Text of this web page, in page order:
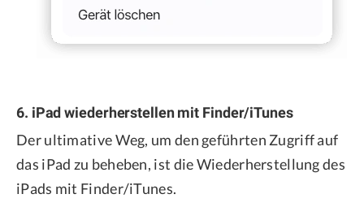
6. iPad wiederherstellen mit Finder/iTunes
Der ultimative Weg, um den geführten Zugriff auf
das iPad zu beheben, ist die Wiederherstellung des
iPads mit Finder/iTunes.